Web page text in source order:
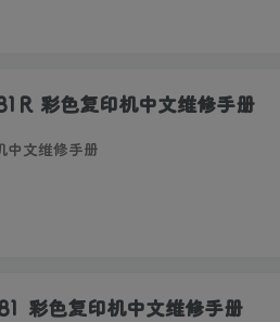
彩色复印机中文维修手册
文维修手册
彩色复印机中文维修手册